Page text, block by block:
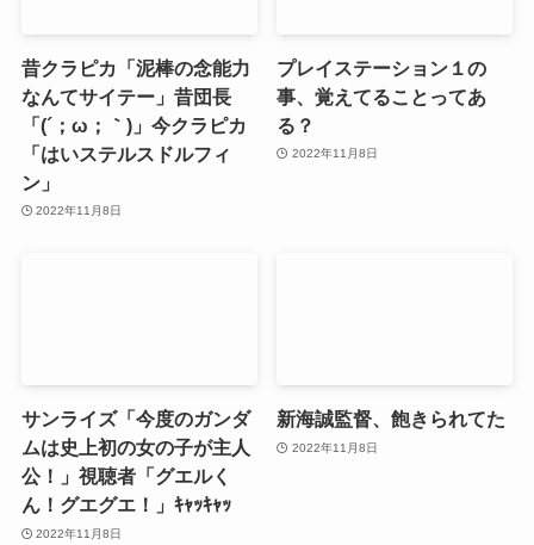
昔クラピカ「泥棒の念能力
なんてサイテー」昔団長
「(´；ω；｀)」今クラピカ
「はいステルスドルフィ
ン」
2022年11月8日
プレイステーション１の
事、覚えてることってあ
る？
2022年11月8日
サンライズ「今度のガンダ
ムは史上初の女の子が主人
公！」視聴者「グエルく
ん！グエグエ！」ｷｬｯｷｬｯ
2022年11月8日
新海誠監督、飽きられてた
2022年11月8日